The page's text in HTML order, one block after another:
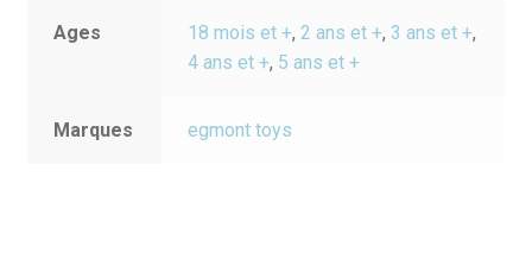
Ages 18 mois et +, 2 ans et +,3 ans et +,
4 ans et +, 5 ans et +
Marques egmont toys